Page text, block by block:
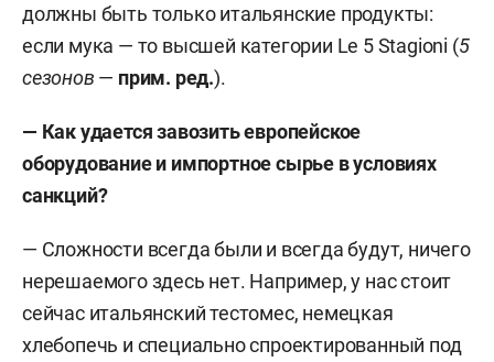
должны быть только итальянские продукты:
если мука — то высшей категории Le 5 Stagioni (5
сезонов — прим. ред.).
— Как удается завозить европейское
оборудование и импортное сырье в условиях
санкций?
— Сложности всегда были и всегда будут, ничего
нерешаемого здесь нет. Например, у нас стоит
сейчас итальянский тестомес, немецкая
хлебопечь и специально спроектированный под